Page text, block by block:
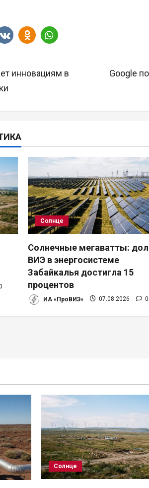
инновациям в
Google
Солнце
Солнечные мегаватты:
ВИЭ в энергосистеме
Забайкалья достигла 15
процентов
ИА «ПроВИЭ» 07.08.2026 0
Солнце